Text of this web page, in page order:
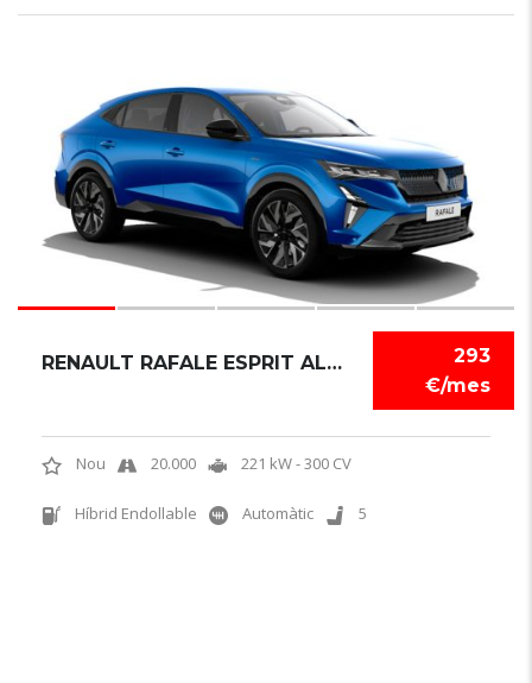
293
€/mes
RENAULT RAFALE ESPRIT ALPINE
Nou 20.000 221 kW - 300 CV
Híbrid Endollable Automàtic 5